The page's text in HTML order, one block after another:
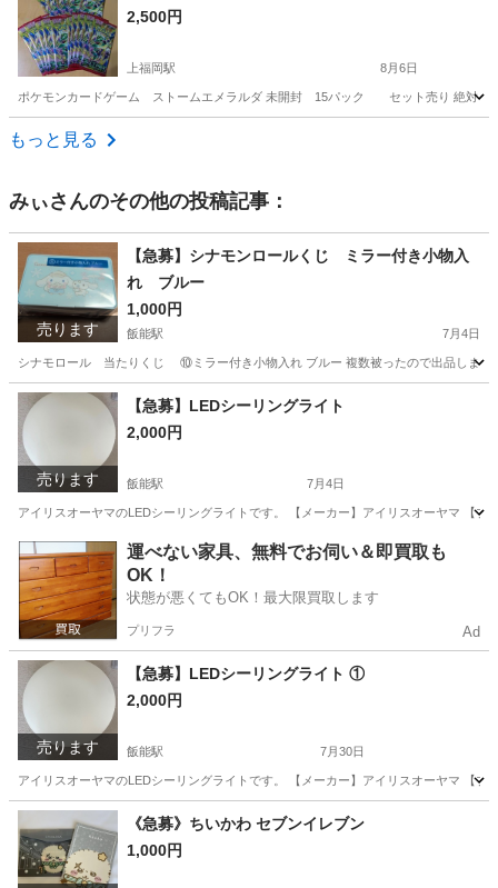
2,500円
上福岡駅 8月6日
ポケモンカードゲーム ストームエメラルダ 未開封 15パック セット売り 絶対とは
埼玉 ふじみ野市
もっと見る
みぃさんのその他の投稿記事：
売ります
【急募】シナモンロールくじ ミラー付き小物入
れ ブルー
1,000円
飯能駅 7月4日
シナモロール 当たりくじ ⑩ミラー付き小物入れ ブルー 複数被ったので出品します
埼玉 飯能市 飯能駅 シナモロール
売ります
【急募】LEDシーリングライト
2,000円
飯能駅 7月4日
アイリスオーヤマのLEDシーリングライトです。 【メーカー】アイリスオーヤマ 【
埼玉 飯能市 飯能駅 照明器具 シーリングライト
運べない家具、無料でお伺い＆即買取も
OK！
状態が悪くてもOK！最大限買取します
プリフラ Ad
売ります
【急募】LEDシーリングライト ①
2,000円
飯能駅 7月30日
アイリスオーヤマのLEDシーリングライトです。 【メーカー】アイリスオーヤマ 【
埼玉 飯能市 飯能駅 照明器具 シーリングライト
《急募》ちいかわ セブンイレブン
1,000円